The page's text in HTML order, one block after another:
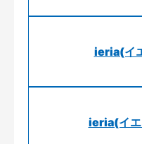
ieria(イ
ieria(イエ